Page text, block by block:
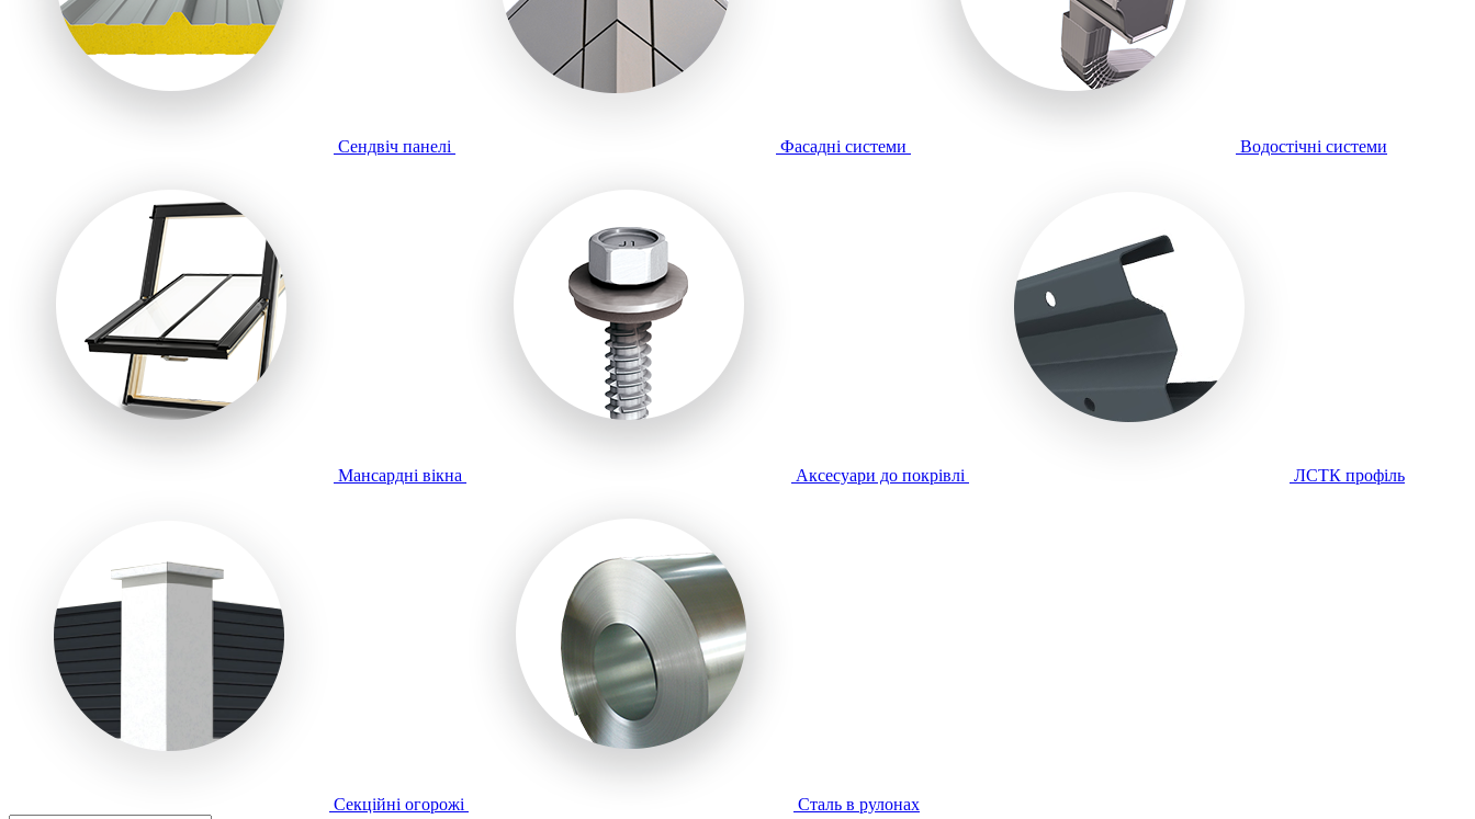
Сендвіч панелі Фасадні системи Водостічні системи
Мансардні вікна Аксесуари до покрівлі ЛСТК профіль
Секційні огорожі Сталь в рулонах